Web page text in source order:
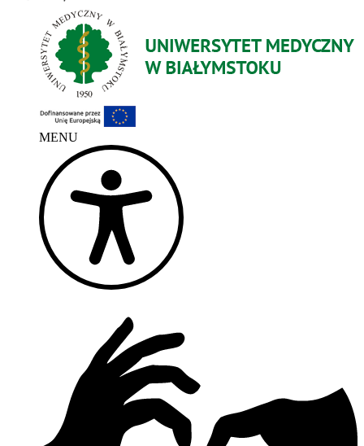
MENU